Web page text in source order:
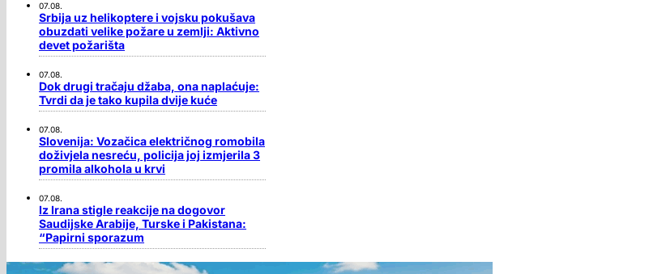
07.08.
Srbija uz helikoptere i vojsku pokušava
obuzdati velike požare u zemlji: Aktivno
devet požarišta
07.08.
Dok drugi tračaju džaba, ona naplaćuje:
Tvrdi da je tako kupila dvije kuće
07.08.
Slovenija: Vozačica električnog romobila
doživjela nesreću, policija joj izmjerila 3
promila alkohola u krvi
07.08.
Iz Irana stigle reakcije na dogovor
Saudijske Arabije, Turske i Pakistana:
“Papirni sporazum